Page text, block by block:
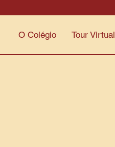
O Colégio Tour Virtual